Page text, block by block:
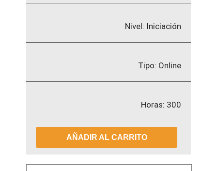
Nivel: Iniciación
Tipo: Online
Horas: 300
AÑADIR AL CARRITO